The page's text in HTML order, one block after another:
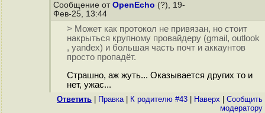
Сообщение от OpenEcho (?), 19-
Фев-25, 13:44
> Может как протокол не привязан, но стоит
накрыться крупному провайдеру (gmail, outlook
, yandex) и большая часть почт и аккаунтов
просто пропадёт.
Страшно, аж жуть... Оказывается других то и
нет, ужас...
Ответить Правка| К родителю #43 Наверх
Cообщить
модератору